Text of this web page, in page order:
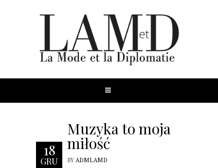
18
GRU
Muzyka to moja
miłość
BY ADMLAMD